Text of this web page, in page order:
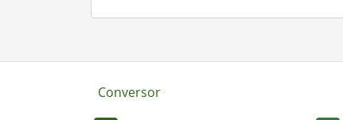
Conversor